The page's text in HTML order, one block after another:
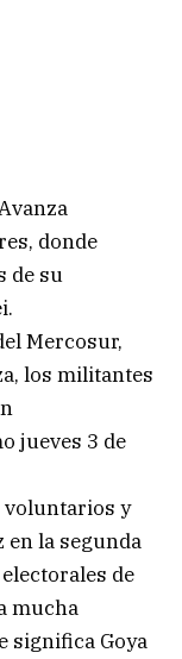
donde
de su
Mercosur,
los militantes
jueves 3 de
voluntarios y
en la segunda
de
mucha
significa Goya